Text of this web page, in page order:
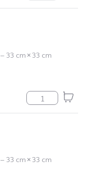
–33 cm×33 cm
Relax petrol
–33 cm×33 cm